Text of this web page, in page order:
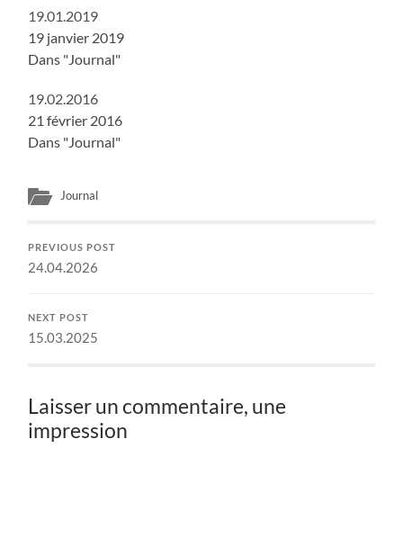
19.01.2019
19 janvier 2019
Dans "Journal"
19.02.2016
21 février 2016
Dans "Journal"
Journal
PREVIOUS POST
24.04.2026
NEXT POST
15.03.2025
Laisser un commentaire, une
impression